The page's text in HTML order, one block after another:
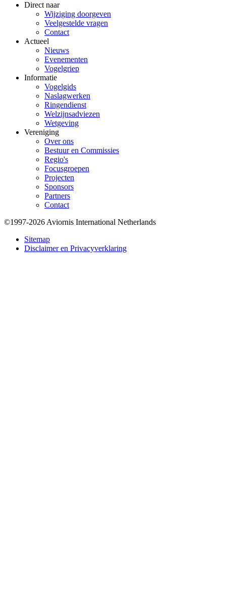
Direct naar
Wijziging doorgeven
Veelgestelde vragen
Contact
Actueel
Nieuws
Evenementen
Vogelgriep
Informatie
Vogelgids
Naslagwerken
Ringendienst
Welzijnsadviezen
Wetgeving
Vereniging
Over ons
Bestuur en Commissies
Regio's
Focusgroepen
Projecten
Sponsors
Partners
Contact
Bottom
©1997-2026 Aviornis International Netherlands
Sitemap
Disclaimer en Privacyverklaring